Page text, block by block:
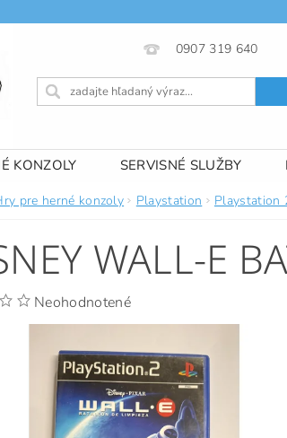
0907 319 640
KONZOLY SERVISNÉ SLUŽBY
PODMIENKY KONTAKTY
pre herné konzoly Playstation Playstation
WALL-E
Neohodnotené